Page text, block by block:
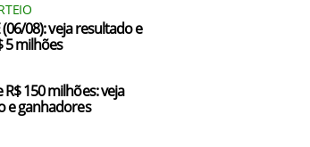
(06/08): veja resultado e
5 milhões
150 milhões: veja
e ganhadores